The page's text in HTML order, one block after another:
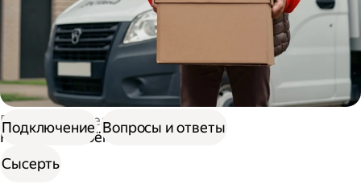
Работа водителем
Работа на своём грузовом авто
Сысерть
Подключение Вопросы и ответы